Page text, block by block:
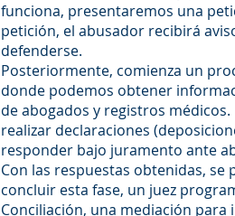
funciona, presentaremos una
petición, el abusador recibirá
defenderse.
Posteriormente, comienza un
donde podemos obtener
de abogados y registros
realizar declaraciones
responder bajo juramento ante
Con las respuestas obtenidas,
concluir esta fase, un juez
Conciliación, una mediación